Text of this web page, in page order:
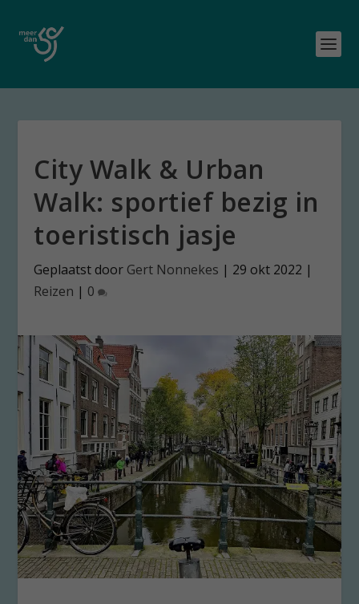
City Walk & Urban
Walk: sportief bezig in
toeristisch jasje
Geplaatst door Gert Nonnekes | 29 okt 2022 |
Reizen | 0